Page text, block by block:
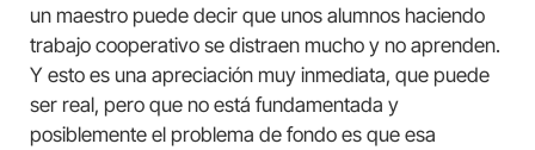
un maestro puede decir que unos alumnos haciendo
trabajo cooperativo se distraen mucho y no aprenden.
Y esto es una apreciación muy inmediata, que puede
ser real, pero que no está fundamentada y
posiblemente el problema de fondo es que esa